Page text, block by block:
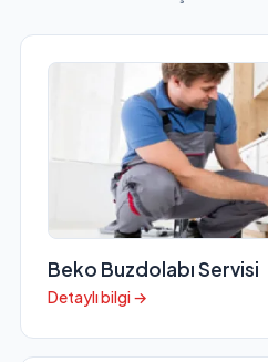
Beko Buzdolabı Servisi
Detaylı bilgi →